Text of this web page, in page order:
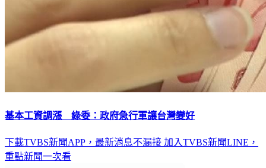
基本工資調漲 綠委：政府急行軍讓台灣變好
下載TVBS新聞APP，最新消息不漏接 加入TVBS新聞LINE，
重點新聞一次看